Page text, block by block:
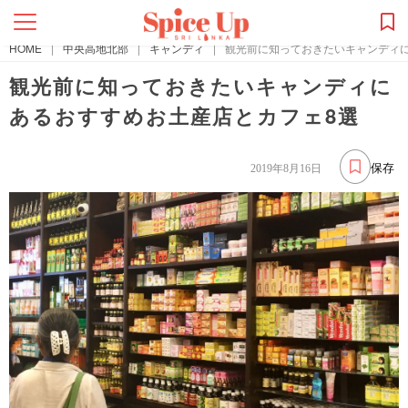
HOME | 中央高地北部 | キャンディ | 観光前に知っておきたいキャンディ
観光前に知っておきたいキャンディに
あるおすすめお土産店とカフェ8選
保存
2019年8月16日